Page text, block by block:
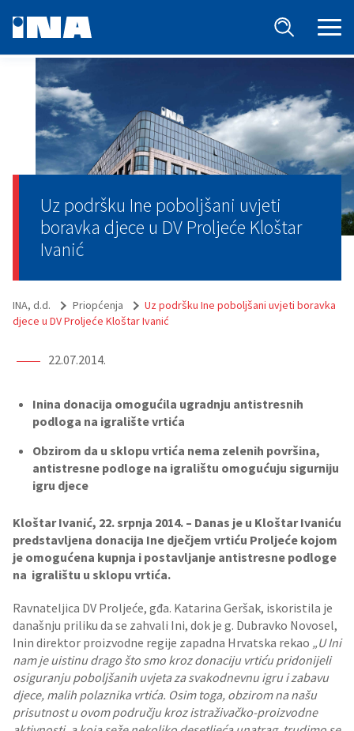
Uz podršku Ine poboljšani uvjeti
boravka djece u DV Proljeće Kloštar
Ivanić
INA, d.d. Priopćenja
Uz podršku Ine poboljšani uvjeti boravka
djece u DV Proljeće Kloštar Ivanić
22.07.2014.
Inina donacija omogućila ugradnju antistresnih
podloga na igralište vrtića
Obzirom da u sklopu vrtića nema zelenih površina,
antistresne podloge na igralištu omogućuju sigurniju
igru djece
Kloštar Ivanić, 22. srpnja 2014. – Danas je u Kloštar Ivaniću
predstavljena donacija Ine dječjem vrtiću Proljeće kojom
je omogućena kupnja i postavljanje antistresne podloge
na igralištu u sklopu vrtića.
Ravnateljica DV Proljeće, gđa. Katarina Geršak, iskoristila je
današnju priliku da se zahvali Ini, dok je g. Dubravko Novosel,
Inin direktor proizvodne regije zapadna Hrvatska rekao „U Ini
nam je uistinu drago što smo kroz donaciju vrtiću pridonijeli
osiguranju poboljšanih uvjeta za svakodnevnu igru i zabavu
djece, malih polaznika vrtića. Osim toga, obzirom na našu
prisutnost u ovom području kroz istraživačko-proizvodne